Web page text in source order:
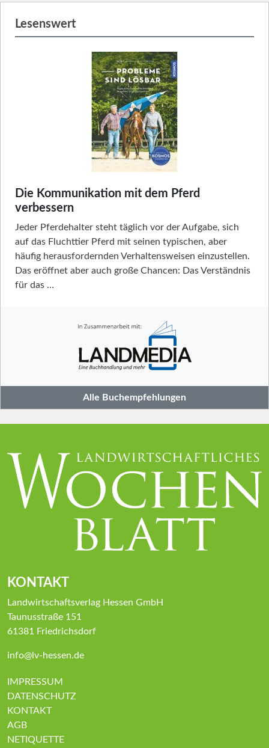
Lesenswert
Die Kommunikation mit dem Pferd
verbessern
Jeder Pferdehalter steht täglich vor der Aufgabe, sich
auf das Fluchttier Pferd mit seinen typischen, aber
häufig herausfordernden Verhaltensweisen einzustellen.
Das eröffnet aber auch große Chancen: Das Verständnis
für das …
Alle Buchempfehlungen
KONTAKT
Landwirtschaftsverlag Hessen GmbH
Taunusstraße 151
61381 Friedrichsdorf
info@lv-hessen.de
IMPRESSUM
DATENSCHUTZ
KONTAKT
AGB
NETIQUETTE